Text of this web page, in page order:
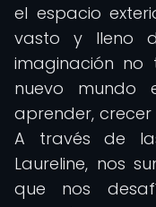
el espacio
vasto y lleno
imaginación no
nuevo mundo
aprender,
A través de
Laureline, nos
que nos